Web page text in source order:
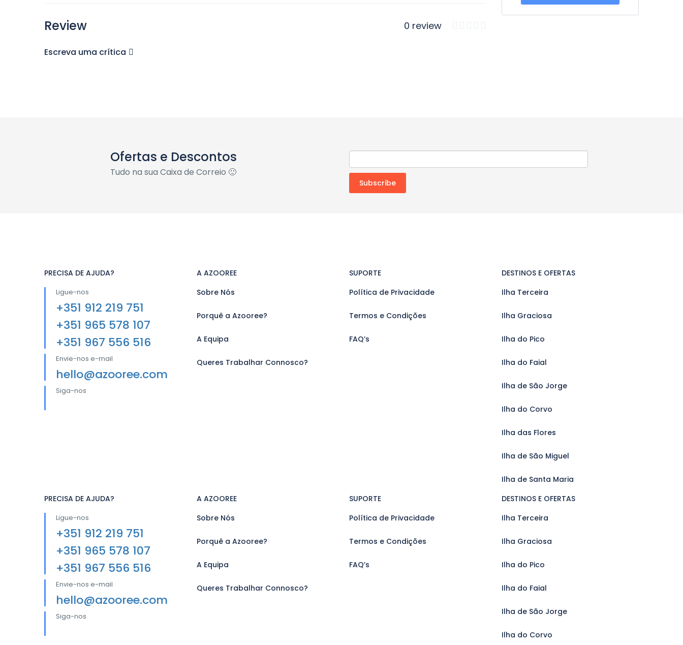
Review 0 review
Escreva uma crítica
Ofertas e Descontos
Tudo na sua Caixa de Correio 🙂
PRECISA DE AJUDA?
Ligue-nos
+351 912 219 751
+351 965 578 107
+351 967 556 516
Envie-nos e-mail
hello@azooree.com
Siga-nos
A AZOOREE
Sobre Nós
Porquê a Azooree?
A Equipa
Queres Trabalhar Connosco?
SUPORTE
Política de Privacidade
Termos e Condições
FAQ’s
DESTINOS E OFERTAS
Ilha Terceira
Ilha Graciosa
Ilha do Pico
Ilha do Faial
Ilha de São Jorge
Ilha do Corvo
Ilha das Flores
Ilha de São Miguel
Ilha de Santa Maria
PRECISA DE AJUDA?
Ligue-nos
+351 912 219 751
+351 965 578 107
+351 967 556 516
Envie-nos e-mail
hello@azooree.com
Siga-nos
A AZOOREE
Sobre Nós
Porquê a Azooree?
A Equipa
Queres Trabalhar Connosco?
SUPORTE
Política de Privacidade
Termos e Condições
FAQ’s
DESTINOS E OFERTAS
Ilha Terceira
Ilha Graciosa
Ilha do Pico
Ilha do Faial
Ilha de São Jorge
Ilha do Corvo